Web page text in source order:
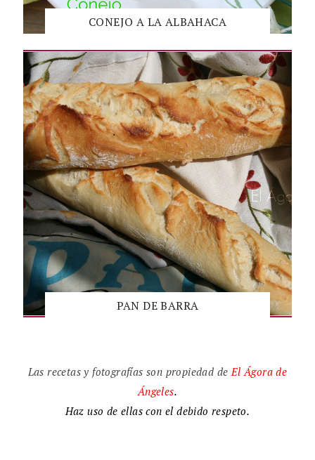
CONEJO A LA ALBAHACA
PAN DE BARRA
Las recetas y fotografías son propiedad deElÁgora de
Ángeles.
Haz uso de ellas con el debido respeto.